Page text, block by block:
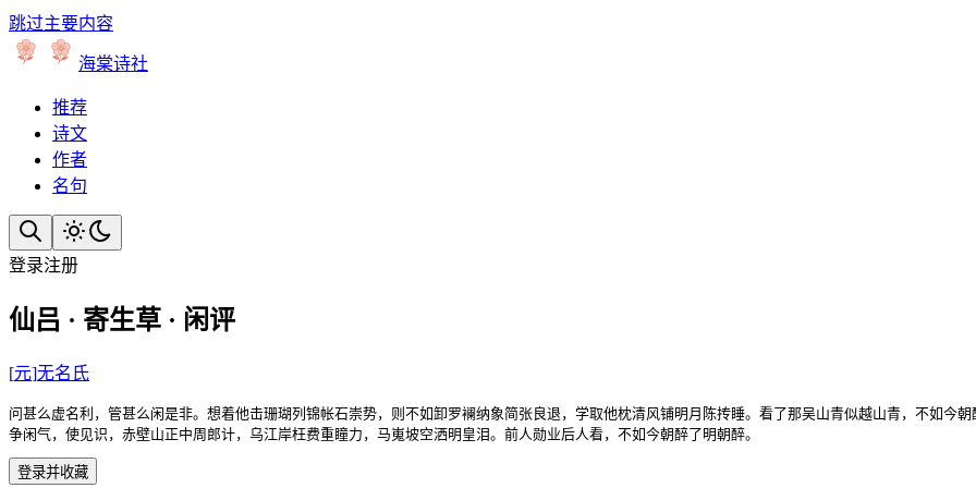
跳过主要内容
海棠诗社
推荐
诗文
作者
名句
登录注册
仙吕 · 寄生草 · 闲评
[元]无名氏
问甚么虚名利，管甚么闲是非。想着他击珊瑚列锦帐石崇势，则不如卸罗襕纳象简张良退，学取他枕清风铺明月陈抟睡。看了那吴山青似越山青，不如今朝
争闲气，使见识，赤壁山正中周郎计，乌江岸枉费重瞳力，马嵬坡空洒明皇泪。前人勋业后人看，不如今朝醉了明朝醉。
登录并收藏